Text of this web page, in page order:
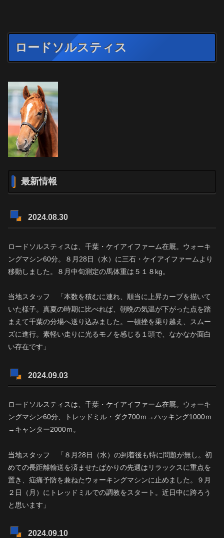
ロードソルスティス
最新情報
2024.08.30
ロードソルスティスは、千葉・ケイアイファーム在厩。ウォーキ
ングマシン60分。８月28日（水）に三石・ケイアイファームより
移動しました。８月中旬測定の馬体重は５１８kg。
当地スタッフ 「本数を積むに連れ、順当に上昇カーブを描いて
いた様子。真夏の時期に比べれば、朝晩の気温が下がった点を踏
まえて千葉の分場へ送り込みました。一頓挫を乗り越え、スムー
ズに進行。素軽い走りに光るモノを感じる１頭で、なかなか面白
い存在です」
2024.09.03
ロードソルスティスは、千葉・ケイアイファーム在厩。ウォーキ
ングマシン60分、トレッドミル・ダク700ｍ→ハッキング1000ｍ
→キャンター2000ｍ。
当地スタッフ 「８月28日（水）の到着後も特に問題が無し。初
めての長距離輸送を済ませたばかりの先週はリラックスに重点を
置き、疝痛予防を兼ねたウォーキングマシンに止めました。９月
２日（月）にトレッドミルでの調教をスタート。近日中に跨ろう
と思います」
2024.09.10